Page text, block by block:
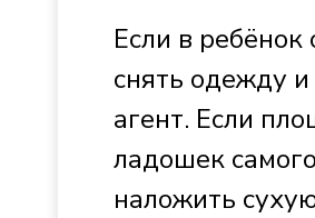
Если в
снять одежду
агент. Если
ладошек
наложить